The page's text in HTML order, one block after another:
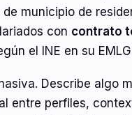
municipio de
con contrato
el INE en su
Describe algo
entre perfiles,